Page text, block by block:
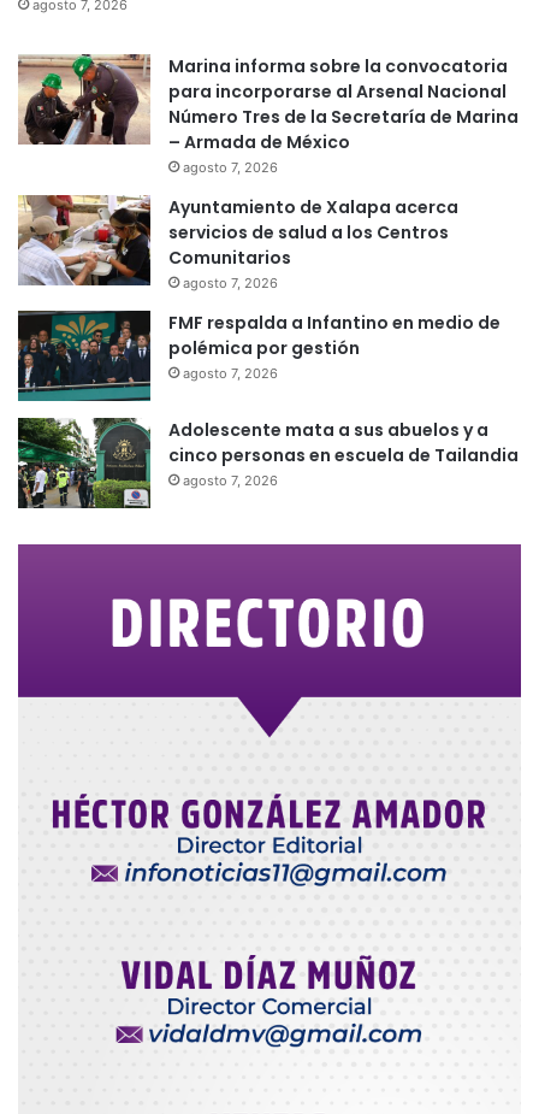
agosto 7, 2026
Marina informa sobre la convocatoria
para incorporarse al Arsenal Nacional
Número Tres de la Secretaría de Marina
– Armada de México
agosto 7, 2026
Ayuntamiento de Xalapa acerca
servicios de salud a los Centros
Comunitarios
agosto 7, 2026
FMF respalda a Infantino en medio de
polémica por gestión
agosto 7, 2026
Adolescente mata a sus abuelos y a
cinco personas en escuela de Tailandia
agosto 7, 2026